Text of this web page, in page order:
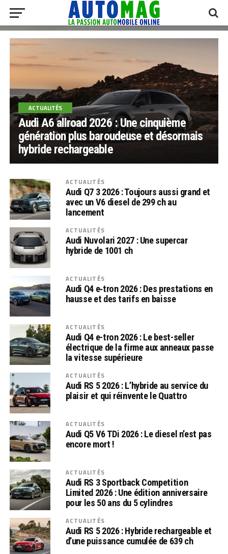
ACTUALITÉS
Audi A6 allroad 2026 : Une cinquième
génération plus baroudeuse et désormais
hybride rechargeable
ACTUALITÉS
Audi Q7 3 2026 : Toujours aussi grand et
avec un V6 diesel de 299 ch au
lancement
ACTUALITÉS
Audi Nuvolari 2027 : Une supercar
hybride de 1001 ch
ACTUALITÉS
Audi Q4 e‑tron 2026 : Des prestations en
hausse et des tarifs en baisse
ACTUALITÉS
Audi Q4 e-tron 2026 : Le best-seller
électrique de la firme aux anneaux passe
la vitesse supérieure
ACTUALITÉS
Audi RS 5 2026 : L’hybride au service du
plaisir et qui réinvente le Quattro
ACTUALITÉS
Audi Q5 V6 TDi 2026 : Le diesel n’est pas
encore mort !
ACTUALITÉS
Audi RS 3 Sportback Competition
Limited 2026 : Une édition anniversaire
pour les 50 ans du 5 cylindres
ACTUALITÉS
Audi RS 5 2026 : Hybride rechargeable et
d’une puissance cumulée de 639 ch